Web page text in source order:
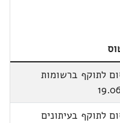
לתוקף ברשומות
לתוקף בעיתונים